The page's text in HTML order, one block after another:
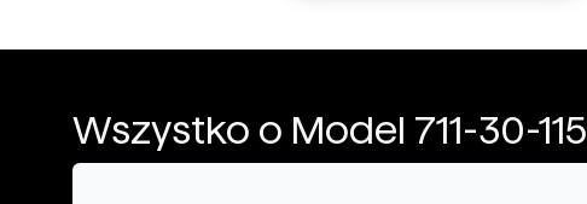
Wszystko o Model 711-30-115